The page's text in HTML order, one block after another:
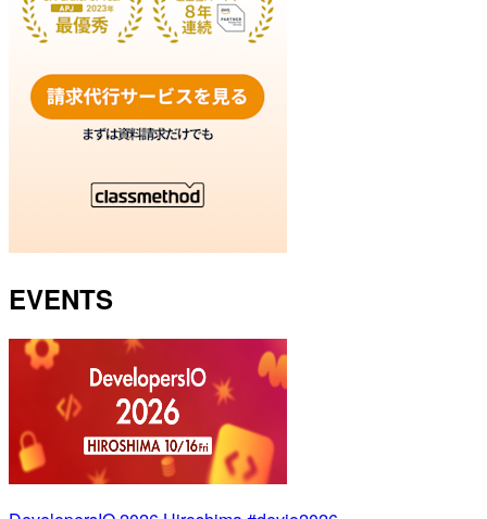
EVENTS